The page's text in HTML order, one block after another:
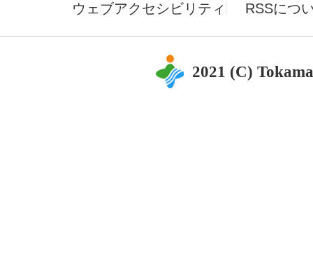
ウェブアクセシビリティ RSSにつ
2021 (C)